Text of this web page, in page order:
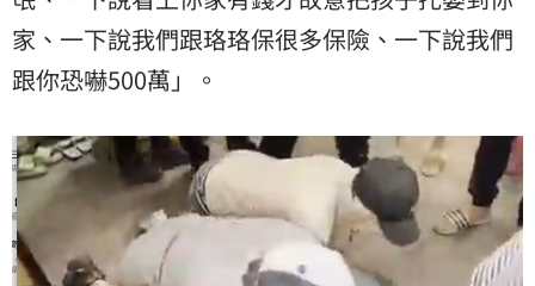
家、一下說我們跟珞珞保很多保險、一下說我們
跟你恐嚇500萬」。